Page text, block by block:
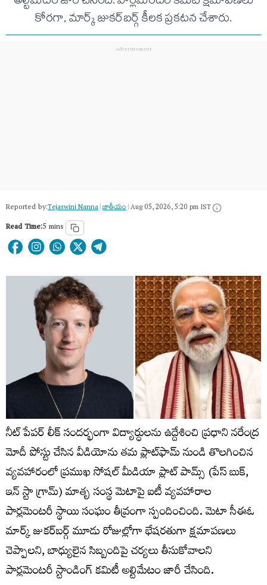
కోరగా, మార్క్ జుకర్‌బర్గ్ కీలక ప్రకటన చేశారు.
Reported by:Tejaswini Nanna|జాతీయం|Aug 05, 2026, 5:20 pm IST
Read Time:5 mins
నీట్ పేపర్ లీక్ సందర్భంగా విద్యార్ధులను ఉద్దేశించి ప్రధాని నరేంద్ర
మోదీ పోస్టు చేసిన వీడియోను తమ ప్లాట్‌ఫామ్ నుండి తొలగించిన
వ్యవహారంలో ప్రముఖ సోషల్ మీడియా ప్లాట్ పామ్స్ (పేస్ బుక్,
ఇన్ స్టా గ్రామ్) మాతృ సంస్థ మెటాపై ఐటీ వ్యవహారాల
పార్లమెంటరీ స్థాయి సంఘం తీవ్రంగా స్పందించింది. మెటా సీఈఓ
మార్క్ జుకర్‌బర్గ్‌ మూడు రోజుల్లోగా భేషరతుగా క్షమాపణలు
చెప్పాలని, బాధ్యులైన సిబ్బందిపై చర్యలు తీసుకోవాలని
పార్లమెంటరీ స్టాండింగ్ కమిటీ అల్టిమేటం జారీ చేసింది.